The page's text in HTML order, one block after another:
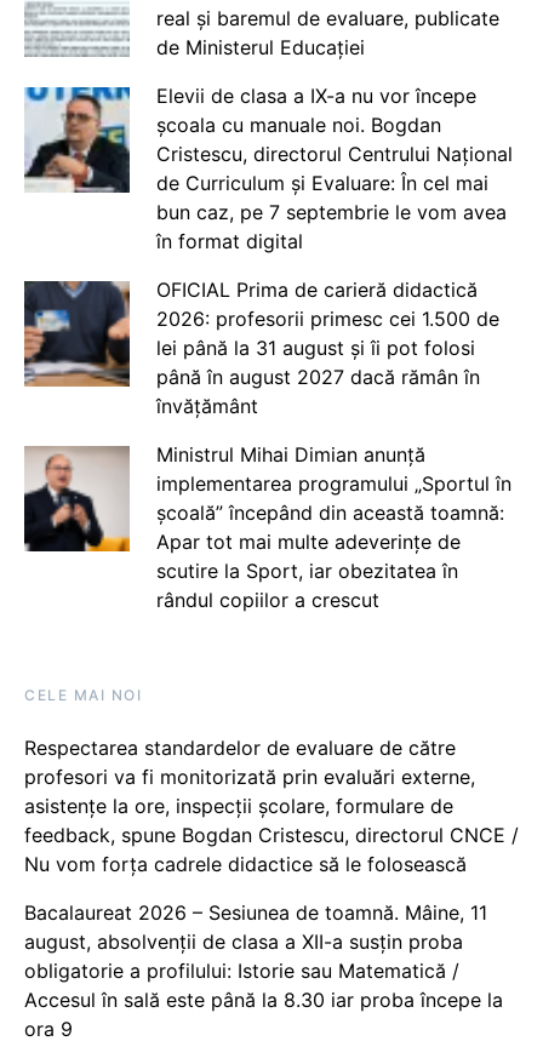
real și baremul de evaluare, publicate
de Ministerul Educației
Elevii de clasa a IX-a nu vor începe
școala cu manuale noi. Bogdan
Cristescu, directorul Centrului Național
de Curriculum și Evaluare: În cel mai
bun caz, pe 7 septembrie le vom avea
în format digital
OFICIAL Prima de carieră didactică
2026: profesorii primesc cei 1.500 de
lei până la 31 august și îi pot folosi
până în august 2027 dacă rămân în
învățământ
Ministrul Mihai Dimian anunță
implementarea programului „Sportul în
școală” începând din această toamnă:
Apar tot mai multe adeverințe de
scutire la Sport, iar obezitatea în
rândul copiilor a crescut
CELE MAI NOI
Respectarea standardelor de evaluare de către
profesori va fi monitorizată prin evaluări externe,
asistențe la ore, inspecții școlare, formulare de
feedback, spune Bogdan Cristescu, directorul CNCE /
Nu vom forța cadrele didactice să le folosească
Bacalaureat 2026 – Sesiunea de toamnă. Mâine, 11
august, absolvenții de clasa a XII-a susțin proba
obligatorie a profilului: Istorie sau Matematică /
Accesul în sală este până la 8.30 iar proba începe la
ora 9